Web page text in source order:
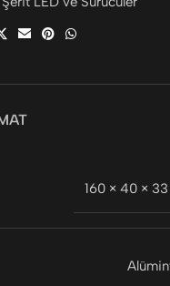
160 × 40 ×